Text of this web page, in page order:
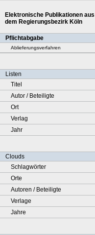
Elektronische Publikationen aus
dem Regierungsbezirk Köln
Pflichtabgabe
Ablieferungsverfahren
Listen
Titel
Autor / Beteiligte
Ort
Verlag
Jahr
Clouds
Schlagwörter
Orte
Autoren / Beteiligte
Verlage
Jahre